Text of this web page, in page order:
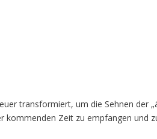
transformiert, um die Sehnen der
kommenden Zeit zu empfangen und